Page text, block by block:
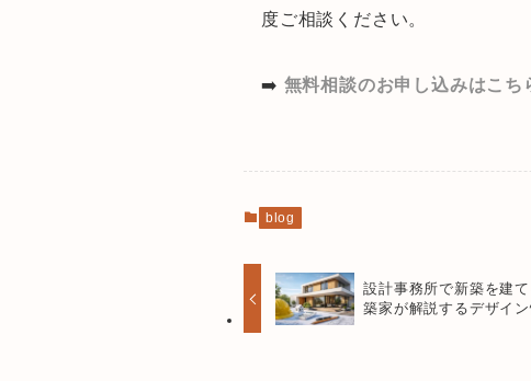
度ご相談ください。
➡️ 無料相談のお申し込みはこち
blog
設計事務所で新築を建
築家が解説するデザイ